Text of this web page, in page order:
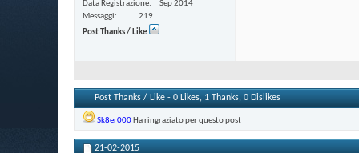
Data Registrazione
Sep 2014
Messaggi
219
Post Thanks / Like
Post Thanks / Like - 0 Likes, 1 Thanks, 0 Dislikes
Sk8er000 Ha ringraziato per questo post
21-02-2015